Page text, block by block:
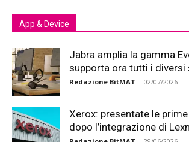
App & Device
Jabra amplia la gamma
supporta ora tutti i diversi
Redazione BitMAT - 02/07/2026
Xerox: presentate le
dopo l’integrazione di